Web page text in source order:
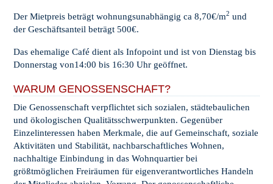
Der Mietpreis beträgt wohnungsunabhängig ca 8,70€/m2 und
der Geschäftsanteil beträgt 500€.
Das ehemalige Café dient als Infopoint und ist von Dienstag bis
Donnerstag von14:00 bis 16:30 Uhr geöffnet.
WARUM GENOSSENSCHAFT?
Die Genossenschaft verpflichtet sich sozialen, städtebaulichen
und ökologischen Qualitätsschwerpunkten. Gegenüber
Einzelinteressen haben Merkmale, die auf Gemeinschaft, soziale
Aktivitäten und Stabilität, nachbarschaftliches Wohnen,
nachhaltige Einbindung in das Wohnquartier bei
größtmöglichen Freiräumen für eigenverantwortliches Handeln